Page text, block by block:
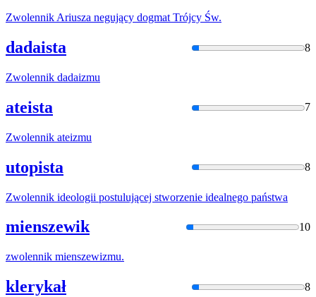
Zwolennik Ariusza negujący dogmat Trójcy Św.
dadaista 8
Zwolennik dadaizmu
ateista 7
Zwolennik ateizmu
utopista 8
Zwolennik ideologii postulującej stworzenie idealnego państwa
mienszewik 10
zwolennik mienszewizmu.
klerykał 8